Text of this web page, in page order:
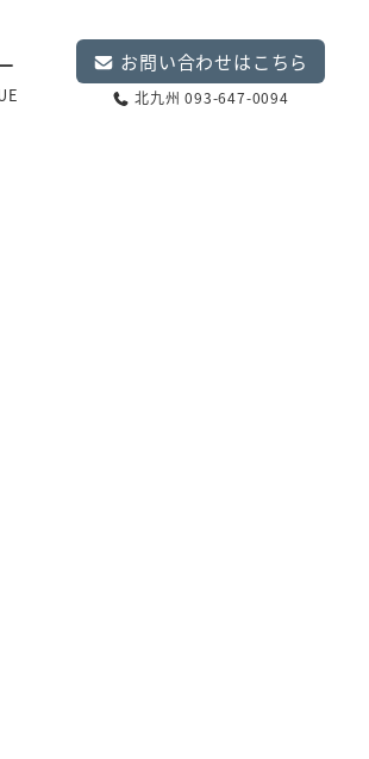
お問い合わせはこちら
北九州 093-647-0094